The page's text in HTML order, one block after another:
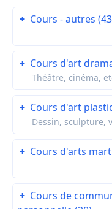
+ Cours - autres
+ Cours d'art
Théâtre, cinéma,
+ Cours d'art
Dessin, sculpture,
+ Cours d'arts
+ Cours de